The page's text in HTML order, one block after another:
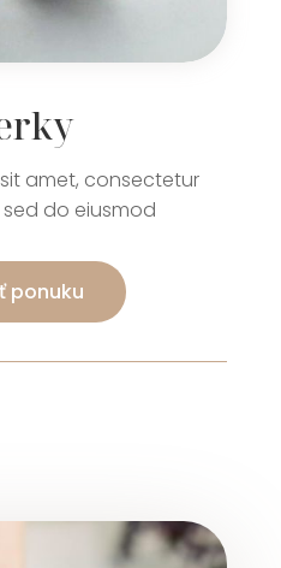
amet, consectetur
do eiusmod
ponuku